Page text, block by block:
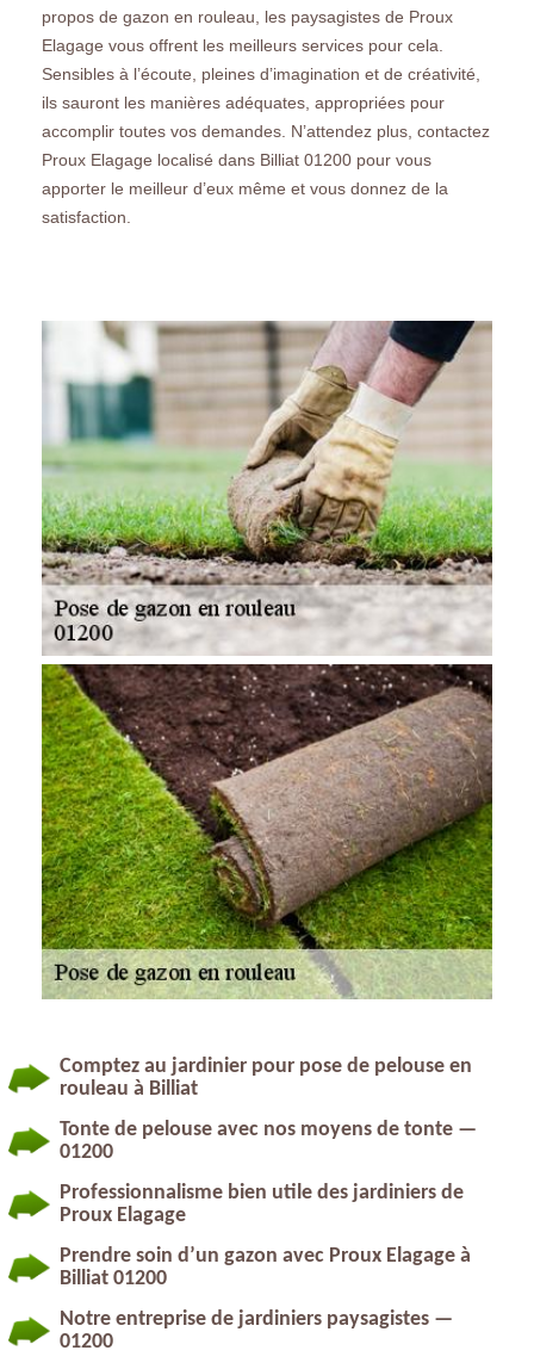
propos de gazon en rouleau, les paysagistes de Proux
Elagage vous offrent les meilleurs services pour cela.
Sensibles à l’écoute, pleines d’imagination et de créativité,
ils sauront les manières adéquates, appropriées pour
accomplir toutes vos demandes. N’attendez plus, contactez
Proux Elagage localisé dans Billiat 01200 pour vous
apporter le meilleur d’eux même et vous donnez de la
satisfaction.
Comptez au jardinier pour pose de pelouse en
rouleau à Billiat
Tonte de pelouse avec nos moyens de tonte —
01200
Professionnalisme bien utile des jardiniers de
Proux Elagage
Prendre soin d’un gazon avec Proux Elagage à
Billiat 01200
Notre entreprise de jardiniers paysagistes —
01200